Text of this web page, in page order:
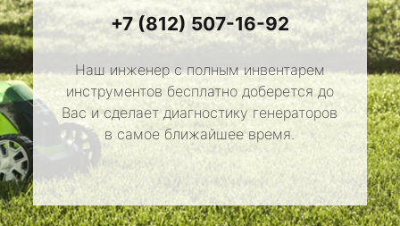
+7 (812) 507-16-92
Наш инженер с полным инвентарем
инструментов бесплатно доберется до
Вас и сделает диагностику генераторов
в самое ближайшее время.